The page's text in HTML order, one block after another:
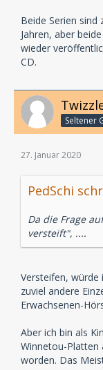
Beide Serien sind
Jahren, aber
wieder
CD.
Seltener
27. Januar 2020
PedSchi
Da die Frage
versteift", ....
Versteifen, würde
zuviel andere
Erwachsenen-
Aber ich bin als
Winnetou-Platten
worden. Das